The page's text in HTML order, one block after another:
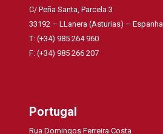
C/ Peña Santa, Parcela 3
33192 – LLanera (Asturias) – Espanha
T: (+34) 985 264 960
F: (+34) 985 266 207
Portugal
Rua Domingos Ferreira Costa